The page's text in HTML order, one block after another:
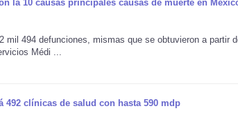
la 10 causas principales causas de muerte en
mil 494 defunciones, mismas que se obtuvieron a partir
Médi ...
clínicas de salud con hasta 590 mdp